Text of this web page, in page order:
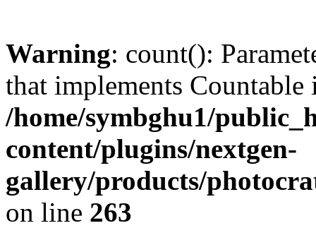
Warning: count():
that implements Countable
/home/symbghu1/
content/plugins/nextgen-
gallery/products/
on line 263